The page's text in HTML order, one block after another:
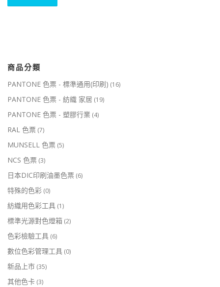
商品分類
PANTONE 色票 - 標準通用(印刷) (16)
PANTONE 色票 - 紡織 家居 (19)
PANTONE 色票 - 塑膠行業 (4)
RAL 色票 (7)
MUNSELL 色票 (5)
NCS 色票 (3)
日本DIC印刷油墨色票 (6)
特殊的色彩 (0)
紡織用色彩工具 (1)
標準光源對色燈箱 (2)
色彩檢驗工具 (6)
數位色彩管理工具 (0)
新品上市 (35)
其他色卡 (3)